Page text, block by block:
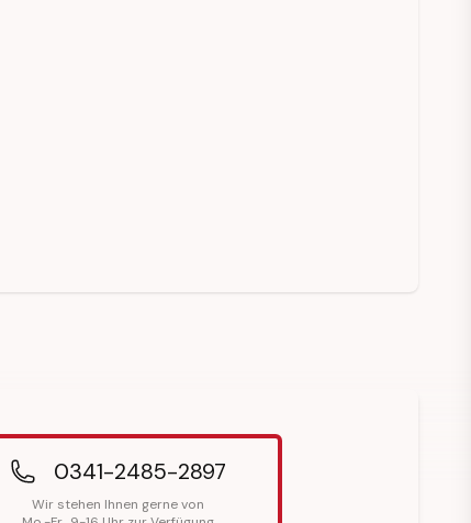
0341-2485-2897
Wir stehen Ihnen gerne von